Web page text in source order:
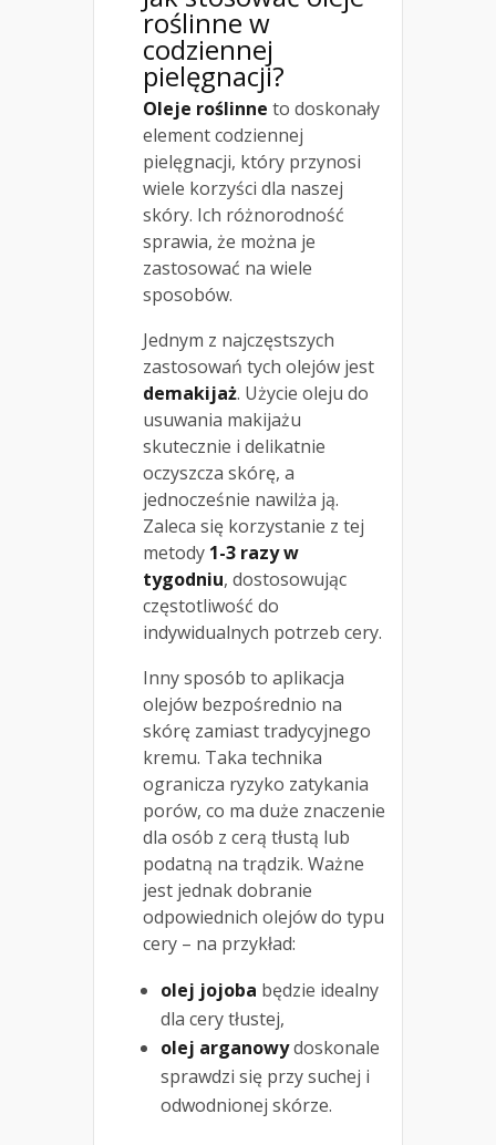
roślinne w
codziennej
pielęgnacji?
Oleje roślinne to doskonały
element codziennej
pielęgnacji, który przynosi
wiele korzyści dla naszej
skóry. Ich różnorodność
sprawia, że można je
zastosować na wiele
sposobów.
Jednym z najczęstszych
zastosowań tych olejów jest
demakijaż. Użycie oleju do
usuwania makijażu
skutecznie i delikatnie
oczyszcza skórę, a
jednocześnie nawilża ją.
Zaleca się korzystanie z tej
metody 1-3 razy w
tygodniu, dostosowując
częstotliwość do
indywidualnych potrzeb cery.
Inny sposób to aplikacja
olejów bezpośrednio na
skórę zamiast tradycyjnego
kremu. Taka technika
ogranicza ryzyko zatykania
porów, co ma duże znaczenie
dla osób z cerą tłustą lub
podatną na trądzik. Ważne
jest jednak dobranie
odpowiednich olejów do typu
cery – na przykład:
olej jojoba będzie idealny
dla cery tłustej,
olej arganowydoskonale
sprawdzi się przy suchej i
odwodnionej skórze.